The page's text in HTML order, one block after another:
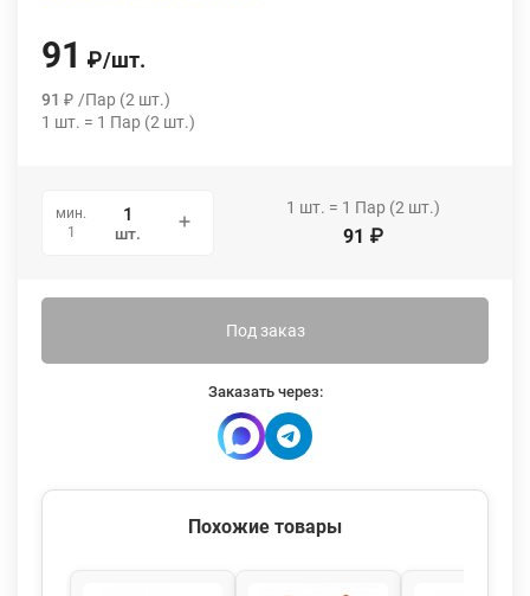
91 ₽/шт.
91 ₽ /Пар (2 шт.)
1 шт. = 1 Пар (2 шт.)
мин.
1
шт.
1 шт. = 1 Пар (2 шт.)
91 ₽
Под заказ
Заказать через:
Похожие товары